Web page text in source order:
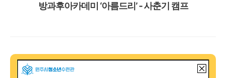
방과후아카데미 ‘아름드리’ - 사춘기 캠프